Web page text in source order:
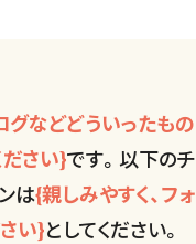
グなどどういったもの
さい}です。以下のチ
は{親しみやすく、フォ
い}としてください。